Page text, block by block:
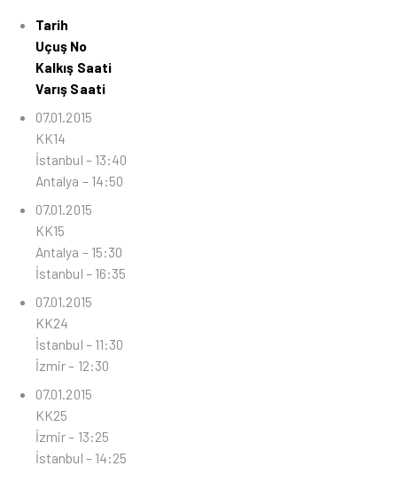
Tarih
Uçuş No
Kalkış Saati
Varış Saati
07.01.2015
KK14
İstanbul – 13:40
Antalya – 14:50
07.01.2015
KK15
Antalya – 15:30
İstanbul – 16:35
07.01.2015
KK24
İstanbul – 11:30
İzmir – 12:30
07.01.2015
KK25
İzmir – 13:25
İstanbul – 14:25